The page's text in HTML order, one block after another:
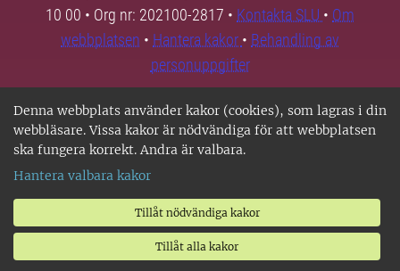
Denna webbplats använder kakor (cookies), som lagras i din
webbläsare. Vissa kakor är nödvändiga för att webbplatsen
ska fungera korrekt. Andra är valbara.
Hantera valbara kakor
Tillåt nödvändiga kakor
Tillåt alla kakor
10 00 • Org nr: 202100-2817 • Kontakta SLU • Om
webbplatsen • Hantera kakor • Behandling av
personuppgifter